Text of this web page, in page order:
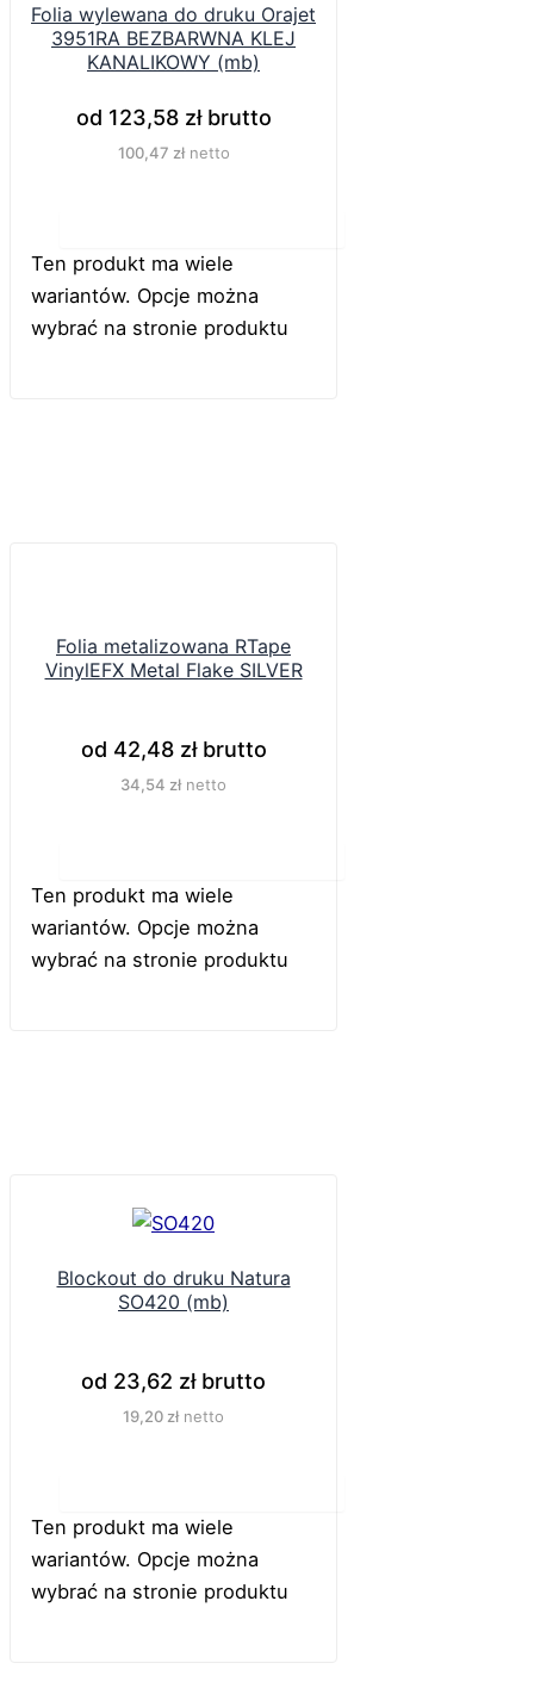
Folia wylewana do druku Orajet
3951RA BEZBARWNA KLEJ
KANALIKOWY (mb)
od 123,58 złbrutto
100,47 złnetto
Ten produkt ma wiele
wariantów. Opcje można
wybrać na stronie produktu
Folia metalizowana RTape
VinylEFX Metal Flake SILVER
od 42,48 złbrutto
34,54 złnetto
Ten produkt ma wiele
wariantów. Opcje można
wybrać na stronie produktu
Blockout do druku Natura
SO420 (mb)
od 23,62 złbrutto
19,20 złnetto
Ten produkt ma wiele
wariantów. Opcje można
wybrać na stronie produktu